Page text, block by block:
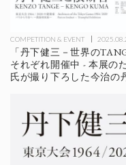
COMPETITION & EVENT
「丹下健三－世界の
それぞれ開催中 - 本展の
氏が撮り下ろした今治の